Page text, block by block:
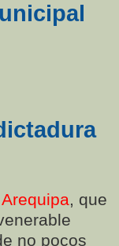
Arequipa, que
no pocos